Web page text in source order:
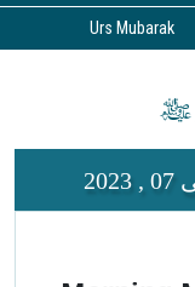
Urs Mubarak
ﷺ
2023